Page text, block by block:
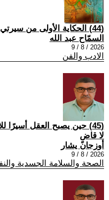
(44) الحكاية الأولى من سيرتي الذاتية، 25
السمّاح عبد الله
2026 / 8 / 9
الادب والفن
(45) حين يصبح العقل أسيرًا
لا قاضٍ
أوزجان يشار
2026 / 8 / 9
الصحة والسلامة الجسدية